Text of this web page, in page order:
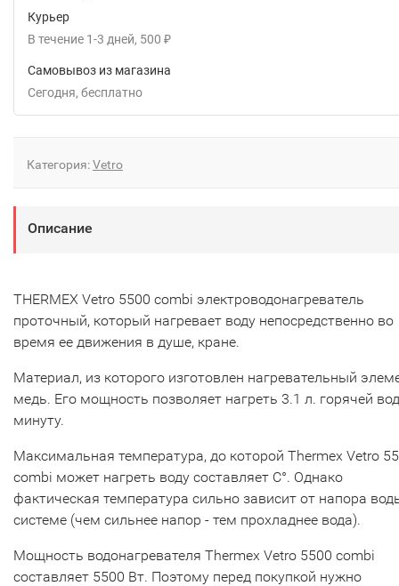
Курьер
В течение 1-3 дней 500 ₽
Самовывоз из магазина
Сегодня
Бесплатно
Категория:Vetro
Описание
THERMEX Vetro 5500 combi электроводонагреватель
проточный, который нагревает воду непосредственно во
время ее движения в душе, кране.
Материал, из которого изготовлен нагревательный
медь. Его мощность позволяет нагреть 3.1 л. горячей
минуту.
Максимальная температура, до которой Thermex Vetro
combi может нагреть воду составляет С°. Однако
фактическая температура сильно зависит от напора
системе (чем сильнее напор - тем прохладнее вода).
Мощность водонагревателя Thermex Vetro 5500 combi
составляет 5500 Вт. Поэтому перед покупкой нужно